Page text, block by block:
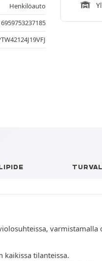
Henkilöauto
6959753237185
kaikissa tilanteissa.